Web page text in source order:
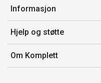
Min side
Ordreoversikt
Flex
Komplett Club
Informasjon
Salgsbetingelser
Medlemsvilkår for Komplett
Merker/produsent
Hjelp og støtte
Kontakt oss
Kundeservice
Om Komplett